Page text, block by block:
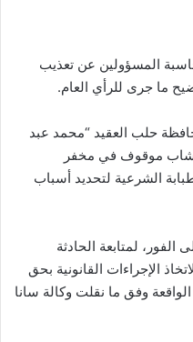
المسؤولين عن تعذيب
ما جرى للرأي العام.
حلب العقيد “محمد عبد
شاب موقوف في مخفر
الشرعية لتحديد أسباب
لمتابعة الحادثة
الإجراءات القانونية بحق
وفق ما نقلت وكالة سانا